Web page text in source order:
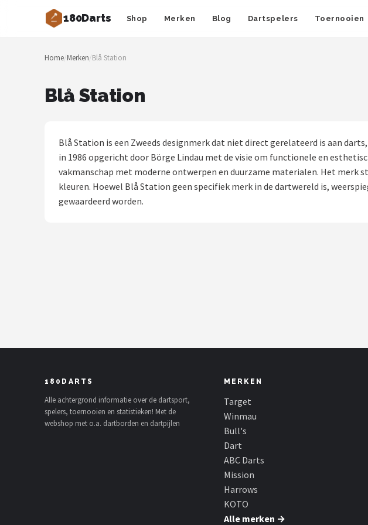
180Darts Shop Merken Blog Dartspelers Toernooien
Zoeken
NAVIGATIE
Dartspelers
Toernooien
Bull's
Home/Merken/Blå Station
Blå Station
Blå Station is een Zweeds designmerk dat niet direct gerelateerd is aan
in 1986 opgericht door Börge Lindau met de visie om functionele en
vakmanschap met moderne ontwerpen en duurzame materialen. Het merk
kleuren. Hoewel Blå Station geen specifiek merk in de dartwereld is,
gewaardeerd worden.
180DARTS
Alle achtergrond informatie over de dartsport,
spelers, toernooien en statistieken! Met de
webshop met o.a. dartborden en dartpijlen
MERKEN
Target
Winmau
Bull's
Dart
ABC Darts
Mission
Harrows
KOTO
Alle merken →